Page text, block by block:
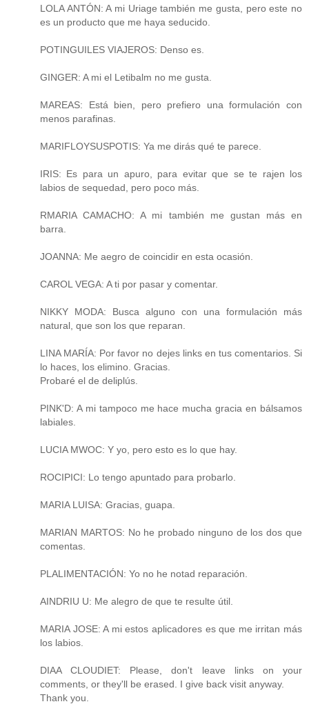
LOLA ANTÓN: A mi Uriage también me gusta, pero este no
es un producto que me haya seducido.
POTINGUILES VIAJEROS: Denso es.
GINGER: A mi el Letibalm no me gusta.
MAREAS: Está bien, pero prefiero una formulación con
menos parafinas.
MARIFLOYSUSPOTIS: Ya me dirás qué te parece.
IRIS: Es para un apuro, para evitar que se te rajen los
labios de sequedad, pero poco más.
RMARIA CAMACHO: A mi también me gustan más en
barra.
JOANNA: Me aegro de coincidir en esta ocasión.
CAROL VEGA: A ti por pasar y comentar.
NIKKY MODA: Busca alguno con una formulación más
natural, que son los que reparan.
LINA MARÍA: Por favor no dejes links en tus comentarios. Si
lo haces, los elimino. Gracias.
Probaré el de deliplús.
PINK'D: A mi tampoco me hace mucha gracia en bálsamos
labiales.
LUCIA MWOC: Y yo, pero esto es lo que hay.
ROCIPICI: Lo tengo apuntado para probarlo.
MARIA LUISA: Gracias, guapa.
MARIAN MARTOS: No he probado ninguno de los dos que
comentas.
PLALIMENTACIÓN: Yo no he notad reparación.
AINDRIU U: Me alegro de que te resulte útil.
MARIA JOSE: A mi estos aplicadores es que me irritan más
los labios.
DIAA CLOUDIET: Please, don't leave links on your
comments, or they'll be erased. I give back visit anyway.
Thank you.